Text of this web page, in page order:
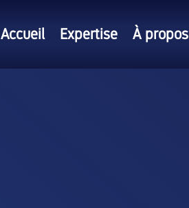
Accueil Expertise À propos